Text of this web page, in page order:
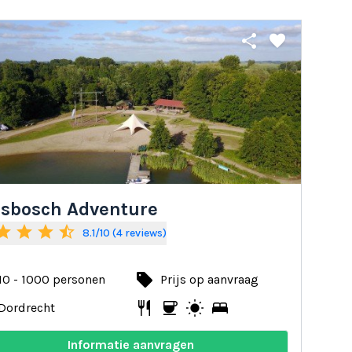
share favorite
Adventure
star star star_half 8.1/10 (4 reviews)
- 1000 personen local_offer Prijs op aanvraag
restaurant coffee wb_sunny bed
Informatie aanvragen